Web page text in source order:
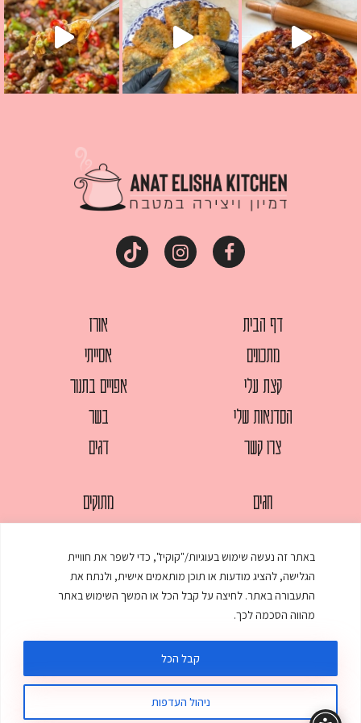
באתר זה נעשה שימוש בעוגיות/"קוקיז", כדי לשפר את חוויית
הגלישה, להציג מודעות או תוכן מותאמים אישית, ולנתח את
התעבורה באתר. לחיצה על קבל הכל או המשך השימוש באתר
מהווה הסכמה לכך.
ניהול העדפות
קבל הכל
דף הבית
מתכונים
קצת עלי
הסדנאות שלי
צרו קשר
אורז
אסייתי
אפויים בתנור
בשר
דגים
חגים
מאפים
ממולאים
מרקים
מתוקים
עוגות
עוף
© כל הזכויות שמורות לענת אלישע | עיצוב ובניית אתר